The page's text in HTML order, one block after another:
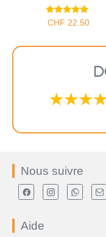
Note
CHF 22.50
Nous suivre
Aide